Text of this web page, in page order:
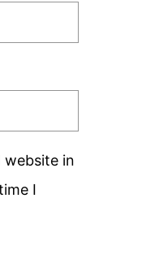
website in
I